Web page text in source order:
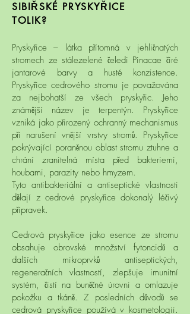
SIBIŘSKÉ PRYSKYŘICE
TOLIK?
Pryskyřice – látka přítomná v jehličnatých
stromech ze stálezelené čeledi Pinacae čiré
jantarové barvy a husté konzistence.
Pryskyřice cedrového stromu je považována
za nejbohatší ze všech pryskyřic. Jeho
známější název je terpentýn. Pryskyřice
vzniká jako přirozený ochranný mechanismus
při narušení vnější vrstvy stromů. Pryskyřice
pokrývající poraněnou oblast stromu ztuhne a
chrání zranitelná místa před bakteriemi,
houbami, parazity nebo hmyzem.
Tyto antibakteriální a antiseptické vlastnosti
dělají z cedrové pryskyřice dokonalý léčivý
přípravek.
Cedrová pryskyřice jako esence ze stromu
obsahuje obrovské množství fytoncidů a
dalších mikroprvků antiseptických,
regeneračních vlastností, zlepšuje imunitní
systém, čistí na buněčné úrovni a omlazuje
pokožku a tkáně. Z posledních důvodů se
cedrová pryskyřice používá v kosmetologii.